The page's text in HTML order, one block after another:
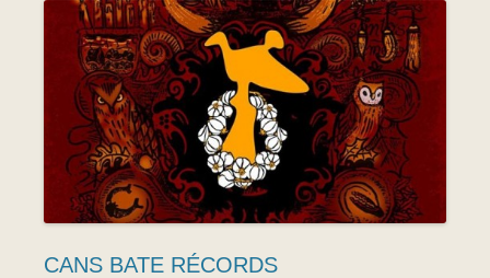
CANS BATE RÉCORDS